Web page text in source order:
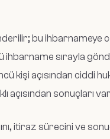
bu ihbarnameye
ihbarname sırayla
kişi açısından ciddi
açısından sonuçları
itiraz sürecini ve